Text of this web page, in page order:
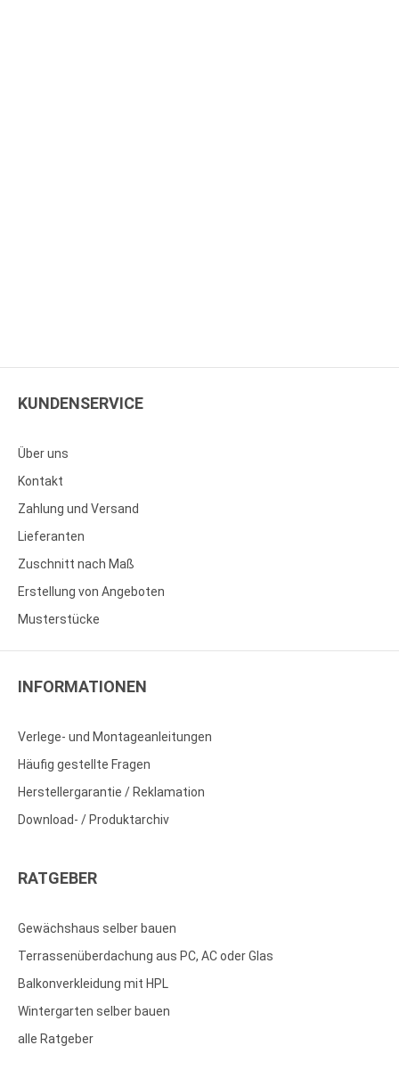
KUNDENSERVICE
Über uns
Kontakt
Zahlung und Versand
Lieferanten
Zuschnitt nach Maß
Erstellung von Angeboten
Musterstücke
INFORMATIONEN
Verlege- und Montageanleitungen
Häufig gestellte Fragen
Herstellergarantie / Reklamation
Download- / Produktarchiv
RATGEBER
Gewächshaus selber bauen
Terrassenüberdachung aus PC, AC oder Glas
Balkonverkleidung mit HPL
Wintergarten selber bauen
alle Ratgeber